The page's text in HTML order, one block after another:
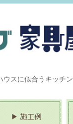
ウスに似合うキッチン